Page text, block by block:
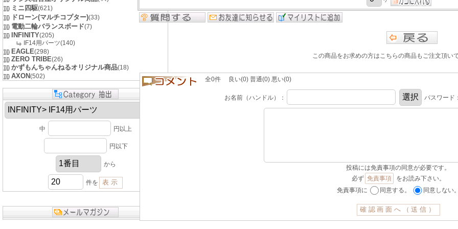
ミニ四駆(621)
ドローン(マルチコプター)(33)
電動二輪バランスボード(7)
INFINITY(205)
IF14用パーツ(140)
EAGLE(298)
ZERO TRIBE(26)
かずもんちゃんねるオリジナル商品(18)
AXON(502)
中 円以上
円以下
から
件を
この商品をお求めの方はこちらの商品もご注文頂い
全0件 良い(0) 普通(0) 悪い(0)
お名前（ハンドル）： パスワード：
投稿には免責事項の同意が必要です。
必ず 免責事項
をお読み下さい。
免責事項に
同意する。 同意しない。